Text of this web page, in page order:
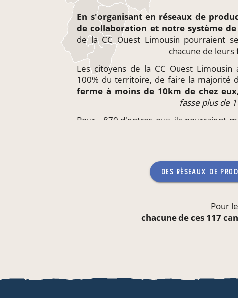
En s'organisant en réseaux de
de collaboration et notre système de
de la CC Ouest Limousin pourraient
chacune de leurs
Les citoyens de la CC Ouest
100% du territoire, de faire la majorité
ferme à moins de 10km de chez eux,
fasse plus de
Pour ~870 d'entres eux, ils pourraient
des réseaux de
Pour
chacune de ces 117